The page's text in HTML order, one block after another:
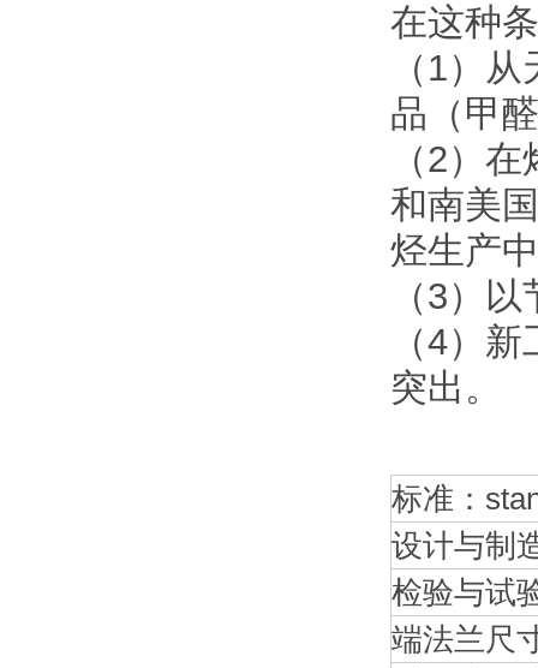
在这种
（1）
品（甲
（2）
和南美
烃生产
（3）
（4）
突出。
标准：
设计与制
检验与试
端法兰尺